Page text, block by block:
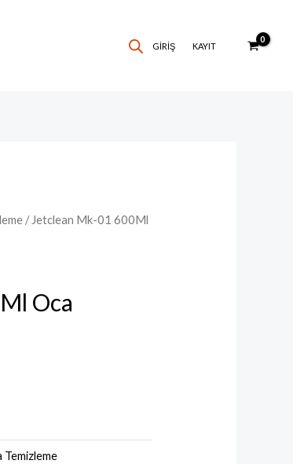
GIRIŞ KAYIT
/ Jetclean Mk-01 600Ml
Oca
Temizleme